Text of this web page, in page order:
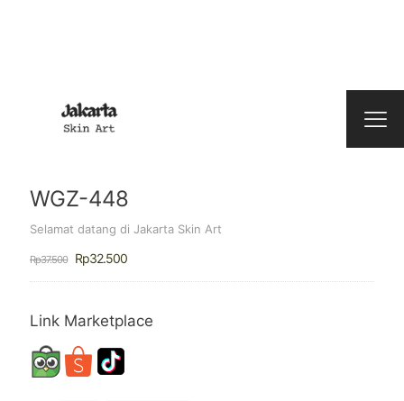
WGZ-448
Selamat datang di Jakarta Skin Art
Rp37.500
Harga
adalah:
Rp32.500Harga
ini
Rp32.500.
Link Marketplace